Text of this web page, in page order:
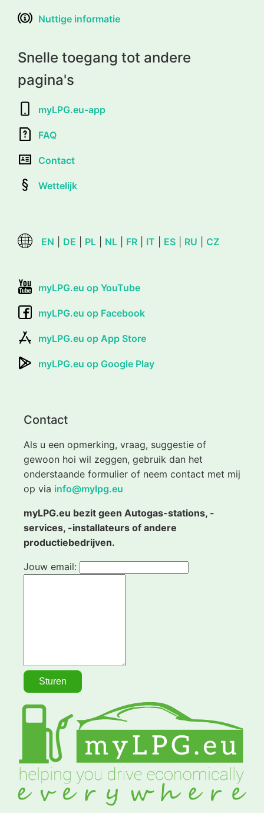
Nuttige informatie
Snelle toegang tot andere
pagina's
myLPG.eu-app
FAQ
Contact
Wettelijk
EN DE PL NL FR IT ES RU CZ
myLPG.eu op YouTube
myLPG.eu op Facebook
myLPG.eu op App Store
myLPG.eu op Google Play
Contact
Als u een opmerking, vraag, suggestie of
gewoon hoi wil zeggen, gebruik dan het
onderstaande formulier of neem contact met mij
op via info@mylpg.eu
myLPG.eu bezit geen Autogas-stations, -
services, -installateurs of andere
productiebedrijven.
Jouw email: